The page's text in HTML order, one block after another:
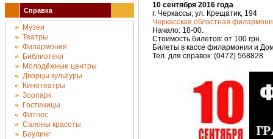
Справка
Музеи
Театры
Филармония
Библиотеки
Молодёжные центры
Дворцы культуры
Кинотеатры
Зоопарк
Гостиницы
Фитнес
Салоны красоты
Боулинг
10 сентября 2016 года
г. Черкассы, ул. Крещатик, 194
Черкасская областная
Начало: 18-00.
Стоимость билетов: от 100 грн.
Билеты в кассе филармонии и
Тел. для справок: (0472) 568828